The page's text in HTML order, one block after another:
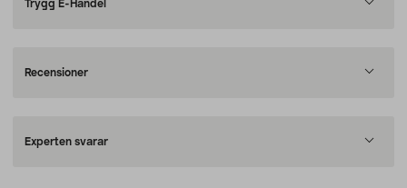
Trygg E-Handel
Recensioner
Experten svarar